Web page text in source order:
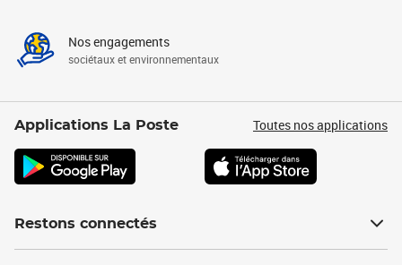
Nos engagements
sociétaux et environnementaux
Applications La Poste Toutes nos applications
Restons connectés